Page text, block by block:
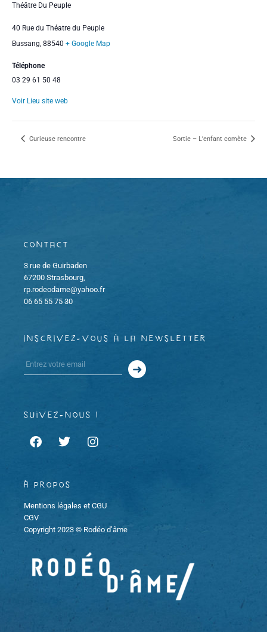
Théâtre Du Peuple
40 Rue du Théatre du Peuple
Bussang, 88540 + Google Map
Téléphone
03 29 61 50 48
Voir Lieu site web
Curieuse rencontre Sortie – L’enfant comète
Contact
3 rue de Guirbaden
67200 Strasbourg,
rp.rodeodame@yahoo.fr
06 65 55 75 30
inscrivez-vous à la newsletter
suivez-nous !
À propos
Mentions légales et CGU
CGV
Copyright 2023 © Rodéo d’âme